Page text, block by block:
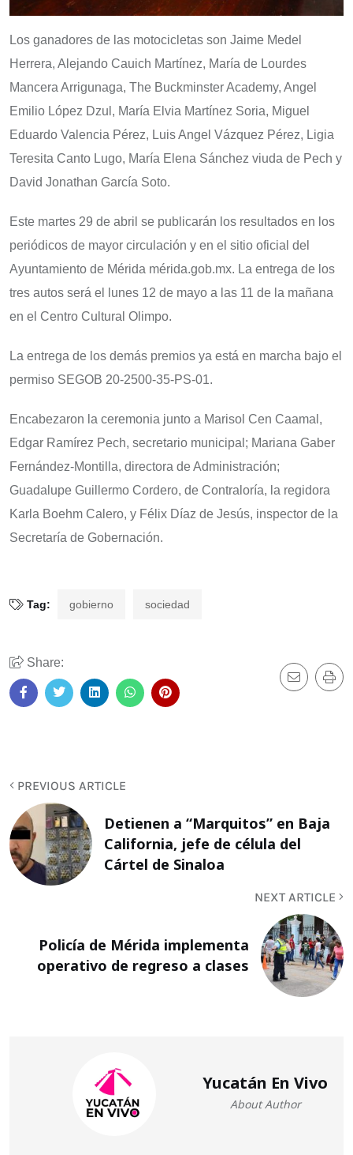
Los ganadores de las motocicletas son Jaime Medel
Herrera, Alejando Cauich Martínez, María de Lourdes
Mancera Arrigunaga, The Buckminster Academy, Angel
Emilio López Dzul, María Elvia Martínez Soria, Miguel
Eduardo Valencia Pérez, Luis Angel Vázquez Pérez, Ligia
Teresita Canto Lugo, María Elena Sánchez viuda de Pech y
David Jonathan García Soto.
Este martes 29 de abril se publicarán los resultados en los
periódicos de mayor circulación y en el sitio oficial del
Ayuntamiento de Mérida mérida.gob.mx. La entrega de los
tres autos será el lunes 12 de mayo a las 11 de la mañana
en el Centro Cultural Olimpo.
La entrega de los demás premios ya está en marcha bajo el
permiso SEGOB 20-2500-35-PS-01.
Encabezaron la ceremonia junto a Marisol Cen Caamal,
Edgar Ramírez Pech, secretario municipal; Mariana Gaber
Fernández-Montilla, directora de Administración;
Guadalupe Guillermo Cordero, de Contraloría, la regidora
Karla Boehm Calero, y Félix Díaz de Jesús, inspector de la
Secretaría de Gobernación.
Tag: gobierno sociedad
Share:
PREVIOUS ARTICLE
Detienen a “Marquitos” en Baja
California, jefe de célula del
Cártel de Sinaloa
NEXT ARTICLE
Policía de Mérida implementa
operativo de regreso a clases
Yucatán En Vivo
About Author